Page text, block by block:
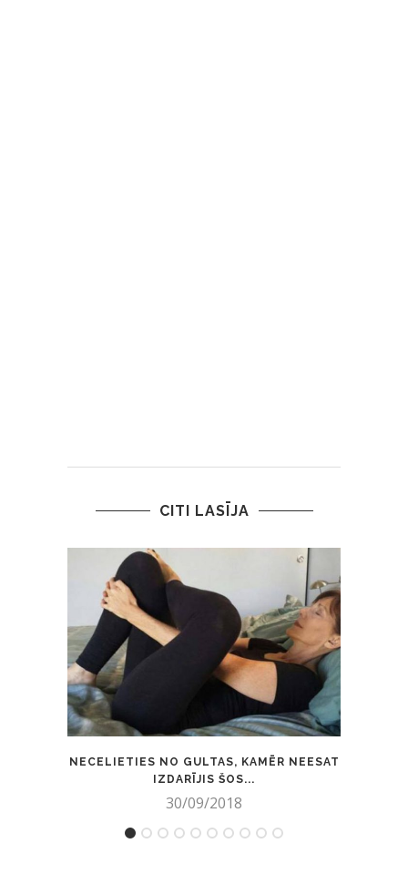
CITI LASĪJA
NECELIETIES NO GULTAS, KAMĒR NEESAT
IZDARĪJIS ŠOS...
30/09/2018